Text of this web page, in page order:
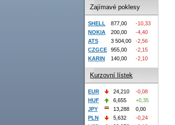
Zajímavé poklesy
SHELL 877,00
-10,33
NOKIA
200,00
-4,40
ATS
3 504,00
-2,56
CZGCE
955,00
-2,15
KARIN
140,00 -2,10
Kurzovní lístek
EUR 24,210
-0,08
HUF
6,655
+0,35
JPY
13,288
0,00
PLN
5,632
-0,24